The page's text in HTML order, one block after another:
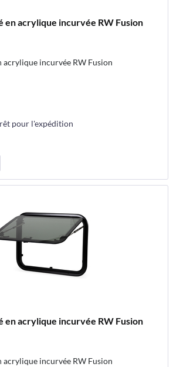
en acrylique incurvée RW Fusion
acrylique incurvée RW Fusion
pour l'expédition
en acrylique incurvée RW Fusion
acrylique incurvée RW Fusion